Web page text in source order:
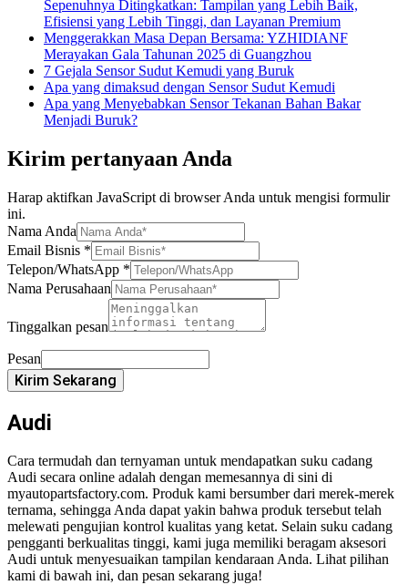
Sepenuhnya Ditingkatkan: Tampilan yang Lebih Baik,
Efisiensi yang Lebih Tinggi, dan Layanan Premium
Menggerakkan Masa Depan Bersama: YZHIDIANF
Merayakan Gala Tahunan 2025 di Guangzhou
7 Gejala Sensor Sudut Kemudi yang Buruk
Apa yang dimaksud dengan Sensor Sudut Kemudi
Apa yang Menyebabkan Sensor Tekanan Bahan Bakar
Menjadi Buruk?
Kirim pertanyaan Anda
Harap aktifkan JavaScript di browser Anda untuk mengisi formulir
ini.
Nama Anda
Email Bisnis *
Telepon/WhatsApp *
Nama Perusahaan
Tinggalkan pesan
Pesan
Kirim Sekarang
Audi
Cara termudah dan ternyaman untuk mendapatkan suku cadang
Audi secara online adalah dengan memesannya di sini di
myautopartsfactory.com. Produk kami bersumber dari merek-merek
ternama, sehingga Anda dapat yakin bahwa produk tersebut telah
melewati pengujian kontrol kualitas yang ketat. Selain suku cadang
pengganti berkualitas tinggi, kami juga memiliki beragam aksesori
Audi untuk menyesuaikan tampilan kendaraan Anda. Lihat pilihan
kami di bawah ini, dan pesan sekarang juga!